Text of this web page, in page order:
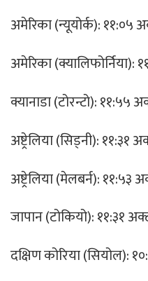
अमेरिका (न्यूयोर्क): ११:०५
अमेरिका (क्यालिफोर्निया):
क्यानाडा (टोरन्टो): ११:५५
अष्ट्रेलिया (सिड्नी): ११:३१
अष्ट्रेलिया (मेलबर्न): ११:५३
जापान (टोकियो): ११:३१
दक्षिण कोरिया (सियोल):